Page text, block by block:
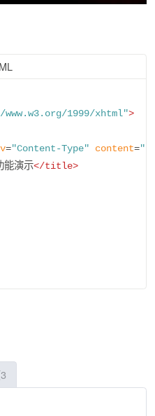
1999/xhtml">
="Content-Type" content=
能演示</title>